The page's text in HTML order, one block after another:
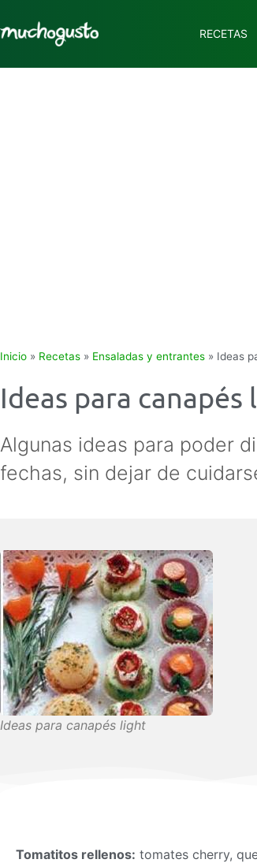
RECETAS
Inicio » Recetas » Ensaladas y entrantes » Ideas
Ideas para canapés
Algunas ideas para poder
fechas, sin dejar de
Ideas para canapés light
Tomatitos rellenos: tomates cherry,